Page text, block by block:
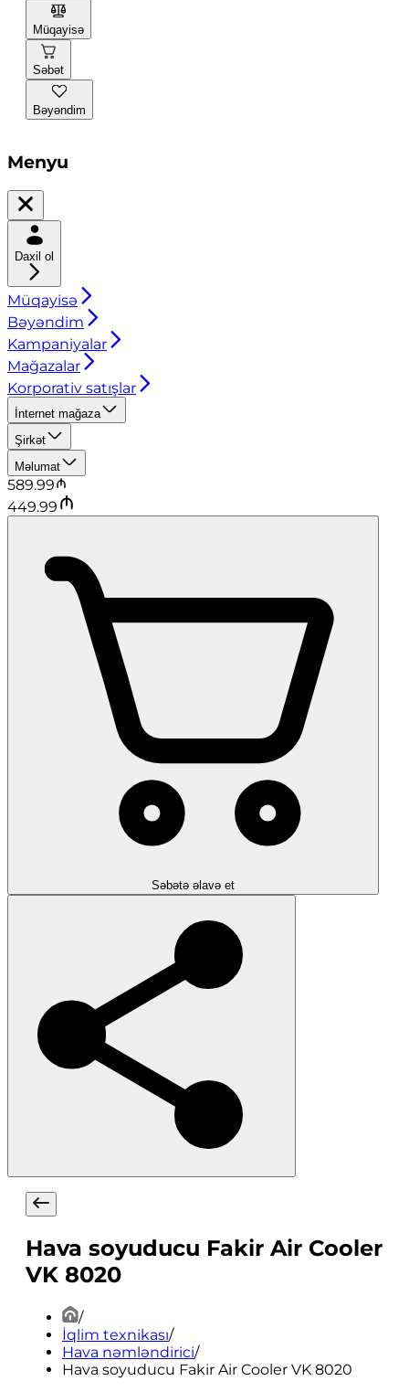
Müqayisə
Səbət
Bəyəndim
Menyu
Daxil ol
Müqayisə
Bəyəndim
Kampaniyalar
Mağazalar
Korporativ satışlar
İnternet mağaza
Şirkət
Məlumat
589.99
449.99
Səbətə əlavə et
Hava soyuducu Fakir Air Cooler
VK 8020
/
İqlim texnikası/
Hava nəmləndirici/
Hava soyuducu Fakir Air Cooler VK 8020